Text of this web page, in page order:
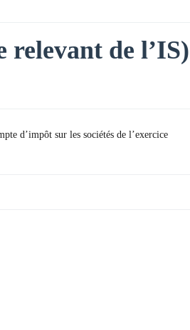
de l’IS)
d’impôt sur les sociétés de l’exercice